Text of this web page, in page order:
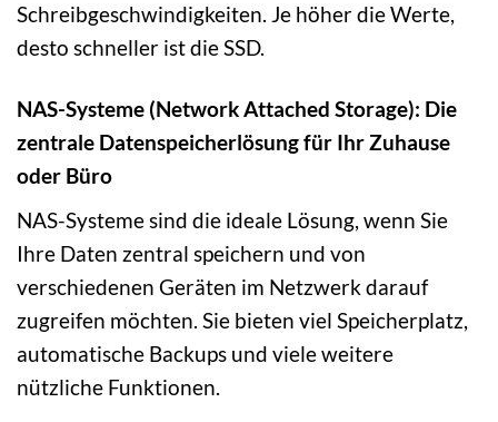
Schreibgeschwindigkeiten. Je höher die Werte,
desto schneller ist die SSD.
NAS-Systeme (Network Attached Storage): Die
zentrale Datenspeicherlösung für Ihr Zuhause
oder Büro
NAS-Systeme sind die ideale Lösung, wenn Sie
Ihre Daten zentral speichern und von
verschiedenen Geräten im Netzwerk darauf
zugreifen möchten. Sie bieten viel Speicherplatz,
automatische Backups und viele weitere
nützliche Funktionen.